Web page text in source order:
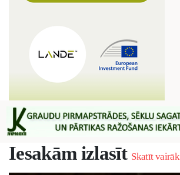
Iesakām izlasīt Skatīt vairāk